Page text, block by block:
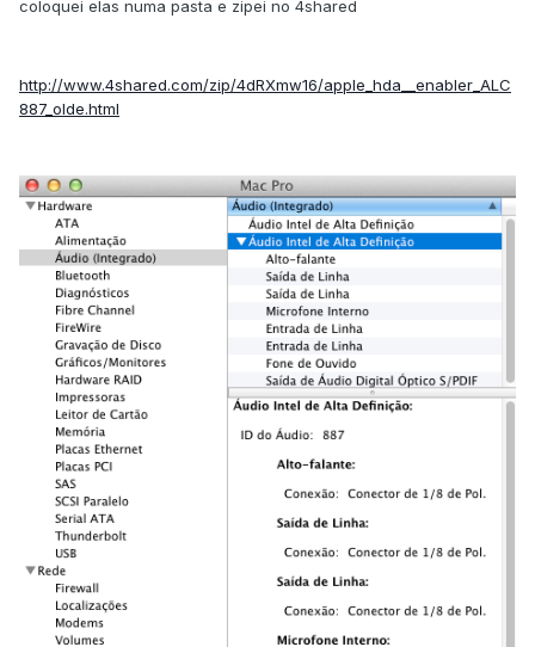
coloquei elas numa pasta e zipei no 4shared
http://www.4shared.com/zip/4dRXmw16/apple_hda__enabler_ALC
887_olde.html